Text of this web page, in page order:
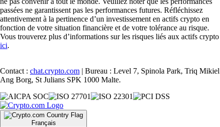
passées ne garantissent pas les performances futures. Réfléchissez
attentivement à la pertinence d’un investissement en actifs crypto en
fonction de votre situation financière et de votre tolérance au risque.
Vous trouverez plus d’informations sur les risques liés aux actifs crypto
ici.
Contact : chat.crypto.com | Bureau : Level 7, Spinola Park, Triq Mikiel
Ang Borg, St Julians SPK 1000 Malte.
Français